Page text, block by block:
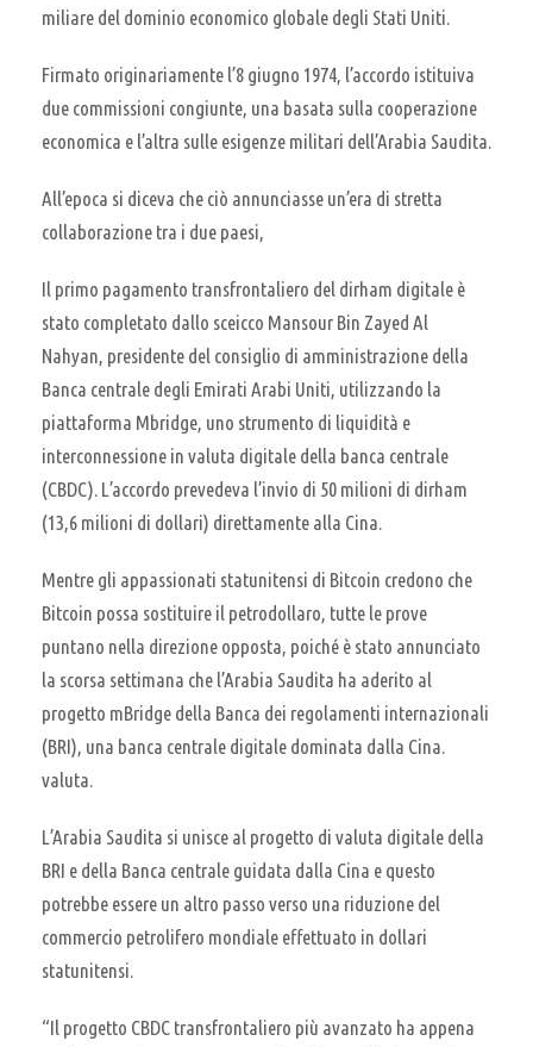
miliare del dominio economico globale degli Stati Uniti.
Firmato originariamente l’8 giugno 1974, l’accordo istituiva
due commissioni congiunte, una basata sulla cooperazione
economica e l’altra sulle esigenze militari dell’Arabia Saudita.
All’epoca si diceva che ciò annunciasse un’era di stretta
collaborazione tra i due paesi,
Il primo pagamento transfrontaliero del dirham digitale è
stato completato dallo sceicco Mansour Bin Zayed Al
Nahyan, presidente del consiglio di amministrazione della
Banca centrale degli Emirati Arabi Uniti, utilizzando la
piattaforma Mbridge, uno strumento di liquidità e
interconnessione in valuta digitale della banca centrale
(CBDC). L’accordo prevedeva l’invio di 50 milioni di dirham
(13,6 milioni di dollari) direttamente alla Cina.
Mentre gli appassionati statunitensi di Bitcoin credono che
Bitcoin possa sostituire il petrodollaro, tutte le prove
puntano nella direzione opposta, poiché è stato annunciato
la scorsa settimana che l’Arabia Saudita ha aderito al
progetto mBridge della Banca dei regolamenti internazionali
(BRI), una banca centrale digitale dominata dalla Cina.
valuta.
L’Arabia Saudita si unisce al progetto di valuta digitale della
BRI e della Banca centrale guidata dalla Cina e questo
potrebbe essere un altro passo verso una riduzione del
commercio petrolifero mondiale effettuato in dollari
statunitensi.
“Il progetto CBDC transfrontaliero più avanzato ha appena